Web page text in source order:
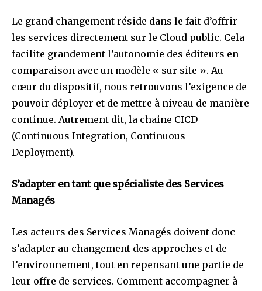
Le grand changement réside dans le fait d’offrir
les services directement sur le Cloud public. Cela
facilite grandement l’autonomie des éditeurs en
comparaison avec un modèle « sur site ». Au
cœur du dispositif, nous retrouvons l’exigence de
pouvoir déployer et de mettre à niveau de manière
continue. Autrement dit, la chaine CICD
(Continuous Integration, Continuous
Deployment).
S’adapter en tant que spécialiste des Services
Managés
Les acteurs des Services Managés doivent donc
s’adapter au changement des approches et de
l’environnement, tout en repensant une partie de
leur offre de services. Comment accompagner à